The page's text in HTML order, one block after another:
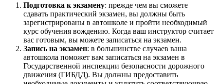
Подготовка к экзамену: прежде чем вы сможете
сдавать практический экзамен, вы должны быть
зарегистрированы в автошколе и пройти необходимый
курс обучения вождению. Когда ваш инструктор считает
вас готовым, вы можете записаться на экзамен.
Запись на экзамен: в большинстве случаев ваша
автошкола поможет вам записаться на экзамен в
Государственной инспекции безопасности дорожного
движения (ГИБДД). Вы должны предоставить